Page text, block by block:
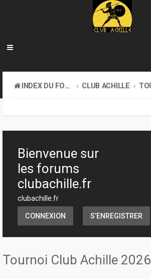
INDEX DU FORUM CLUB ACHILLE
Bienvenue sur
les forums
clubachille.fr
clubachille.fr
CONNEXION S’ENREGISTRER
Tournoi Club Achille 2026